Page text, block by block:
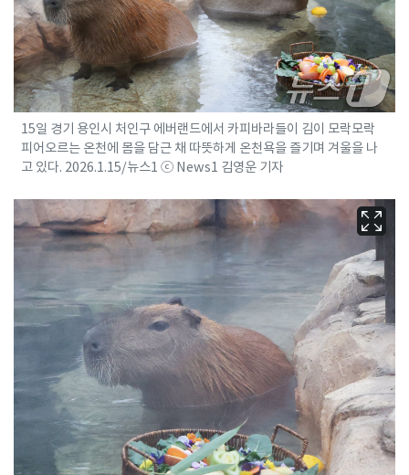
15일 경기 용인시 처인구 에버랜드에서 카피바라들이 김이 모락모락
피어오르는 온천에 몸을 담근 채 따뜻하게 온천욕을 즐기며 겨울을 나
고 있다. 2026.1.15/뉴스1 ⓒ News1 김영운 기자